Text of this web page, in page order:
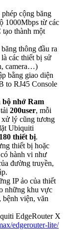
cộng băng
1000Mbps từ các
thành một
thông đầu ra
các thiết bị sử
camera…)
bằng giao diện
to RJ45 Console
bộ nhớ Ram
200user, mỗi
xử lý cũng tương
Ubiquiti
180 thiết bị.
thiết bị hoặc
hành vi như
đường truyền,
IP ảo của thiết
những khu vực
bệnh viện, văn
EdgeRouter X
edgerouter-lite/